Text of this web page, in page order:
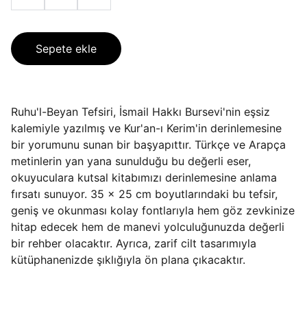
Sepete ekle
Ruhu'l-Beyan Tefsiri, İsmail Hakkı Bursevi'nin eşsiz
kalemiyle yazılmış ve Kur'an-ı Kerim'in derinlemesine
bir yorumunu sunan bir başyapıttır. Türkçe ve Arapça
metinlerin yan yana sunulduğu bu değerli eser,
okuyuculara kutsal kitabımızı derinlemesine anlama
fırsatı sunuyor. 35 x 25 cm boyutlarındaki bu tefsir,
geniş ve okunması kolay fontlarıyla hem göz zevkinize
hitap edecek hem de manevi yolculuğunuzda değerli
bir rehber olacaktır. Ayrıca, zarif cilt tasarımıyla
kütüphanenizde şıklığıyla ön plana çıkacaktır.